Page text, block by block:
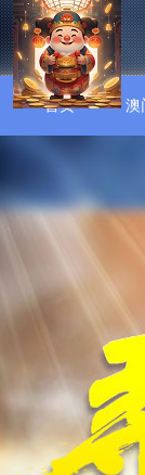
首页 澳